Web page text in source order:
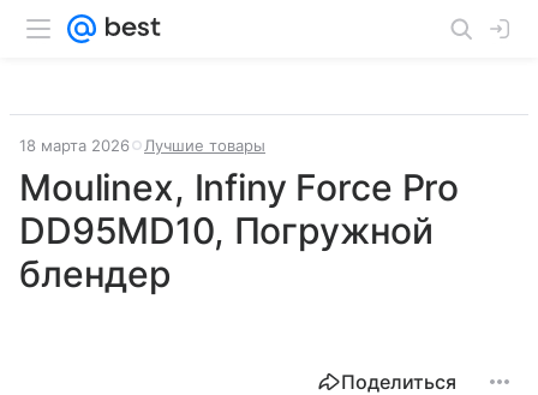
18 марта 2026 Лучшие товары
Moulinex, Infiny Force Pro
DD95MD10, Погружной
блендер
Поделиться